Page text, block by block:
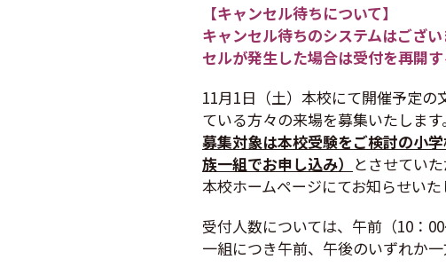
【キャンセル待ちについて】
キャンセル待ちのシステムはござ
セルが発生した場合は受付を再開
11月1日（土）本校にて開催予定
ている方々の来場を募集いたします。
募集対象は本校受験をご検討の小
族一組でお申し込み） とさせてい
本校ホームページにてお知らせいた
受付人数については、午前（10：
一組につき午前、午後のいずれか一